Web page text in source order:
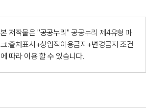
본 저작물은 "공공누리"공공누리 제4유형 마
크:출처표시+상업적이용금지+변경금지 조건
에 따라 이용 할 수 있습니다.